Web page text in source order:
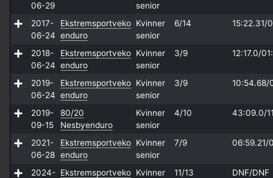
06-29
senior
2017-
06-24
Ekstremsportveko
enduro
Kvinner
senior
6/14 15:22.31/
2018-
06-24
Ekstremsportveko
enduro
Kvinner
senior
3/9 12:17.0/
2019-
06-24
Ekstremsportveko
enduro
Kvinner
senior
3/9 10:54.68/
2019-
09-15
80/20
Nesbyenduro
Kvinner
senior
4/10 43:09.0/
2021-
06-28
Ekstremsportveko
enduro
Kvinner
senior
7/9 06:59.21/
2024- Ekstremsportveko Kvinner
11/13 DNF/DNF